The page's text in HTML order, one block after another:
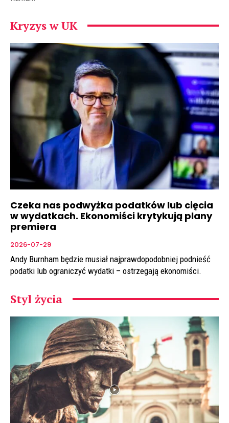
Kryzys w UK
Czeka nas podwyżka podatków lub cięcia
w wydatkach. Ekonomiści krytykują plany
premiera
2026-07-29
Andy Burnham będzie musiał najprawdopodobniej podnieść
podatki lub ograniczyć wydatki – ostrzegają ekonomiści.
Styl życia